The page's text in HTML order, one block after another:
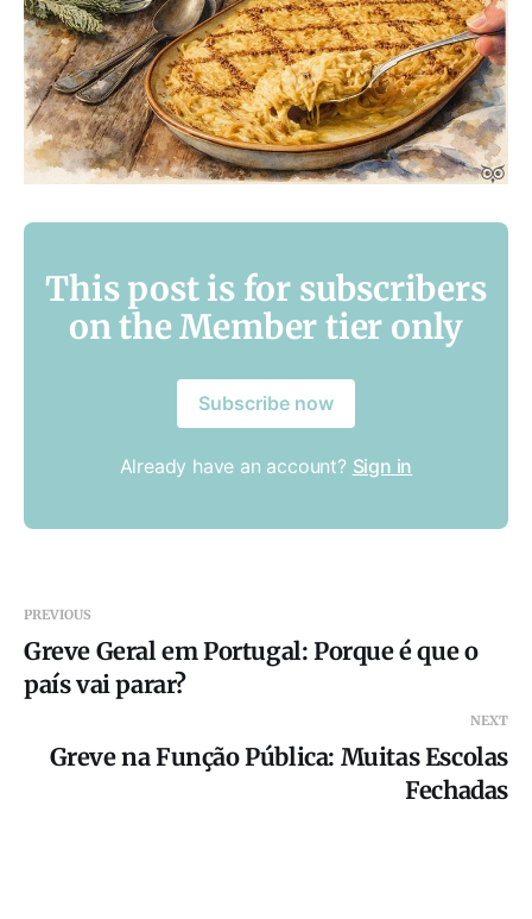
This post is for subscribers
on the Member tier only
Subscribe now
Already have an account? Sign in
PREVIOUS
Greve Geral em Portugal: Porque é que o
país vai parar?
NEXT
Greve na Função Pública: Muitas Escolas
Fechadas